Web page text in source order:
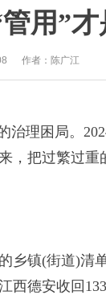
用”
作者：陈广江
困局。
把过繁过
镇(街道)清
德安收回